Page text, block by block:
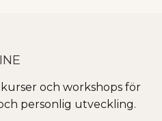
och workshops för
personlig utveckling.